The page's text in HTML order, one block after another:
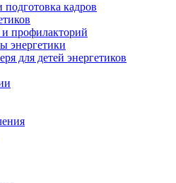
кадров
профилакторий
энергетики
для детей энергетиков